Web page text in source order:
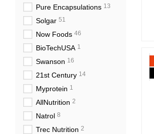
Pure Encapsulations 13
Solgar 51
Now Foods 46
BioTechUSA 1
Swanson 16
21st Century 14
Myprotein 1
AllNutrition 2
Natrol 8
Trec Nutrition 2